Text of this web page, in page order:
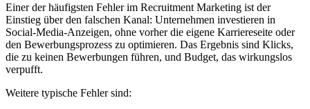
Einer der häufigsten Fehler im Recruitment Marketing ist der
Einstieg über den falschen Kanal: Unternehmen investieren in
Social-Media-Anzeigen, ohne vorher die eigene Karriereseite oder
den Bewerbungsprozess zu optimieren. Das Ergebnis sind Klicks,
die zu keinen Bewerbungen führen, und Budget, das wirkungslos
verpufft.
Weitere typische Fehler sind: